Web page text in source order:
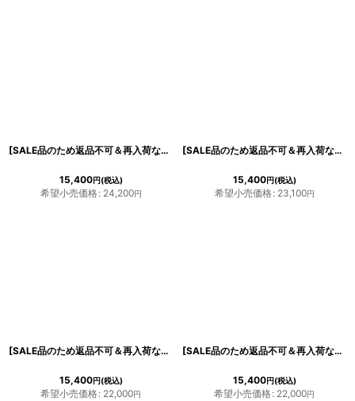
[SALE品のため返品不可＆再入荷なしの現品限り][韓国製][rinfarre]総レース・マーメイドライン・ノースリーブ・バーガンディー・フレアヘム・ミディアムドレス・ワンピース[山崎みどり着用][送料無料]mybd
15,400円(税込)
希望小売価格: 24,200円
[SALE品のため返品不可＆再入荷なしの現品限り][韓国製][rinfarre]グレー・半袖・フリル・タイト・ミディアムドレス・ワンピース[黒木麗奈着用][送料無料]
15,400円(税込)
希望小売価格: 23,100円
[SALE品のため返品不可＆再入荷なしの現品限り][韓国製][rinfarre]バイカラー・肩リボン・シフォンスリーブ・サテン・七分袖・スクエアネック タイト・ミディアムドレス・ワンピース[奈月セナ・山崎みどり着用][送料無料]mybkrd
15,400円(税込)
希望小売価格: 22,000円
[SALE品のため返品不可＆再入荷なしの現品限り][韓国製][rinfarre]ノースリーブ・トップスレース・ドット・花柄・シンプル・タイト・ミディアムドレス・ワンピース[山崎みどり着用][送料無料]mybk
15,400円(税込)
希望小売価格: 22,000円